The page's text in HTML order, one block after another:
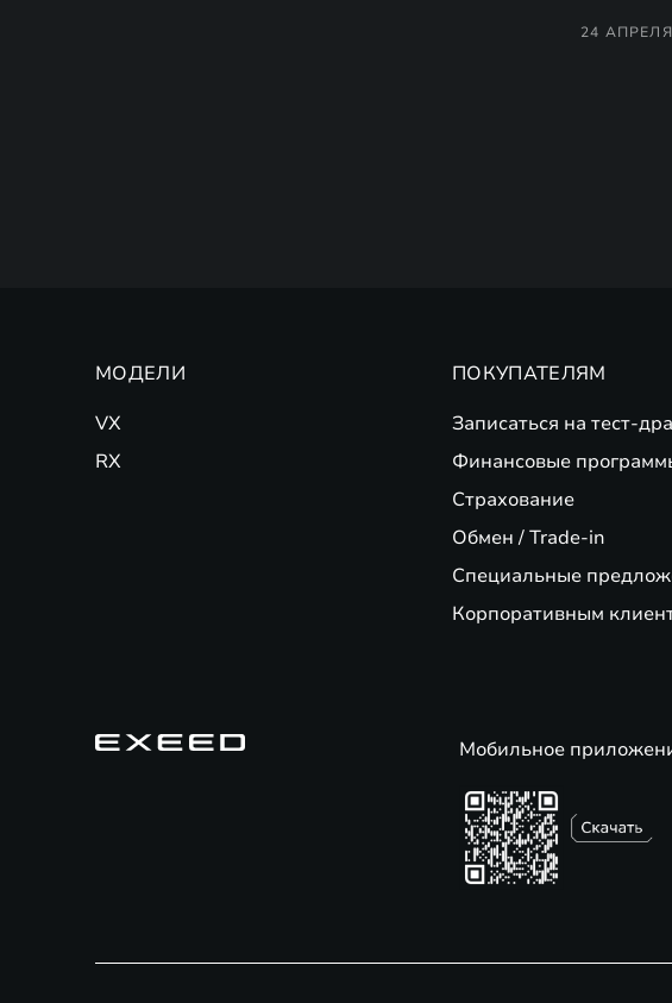
24
МОДЕЛИ
VX
RX
ПОКУПАТЕЛЯМ
Записаться на тест-
Финансовые
Страхование
Обмен / Trade-in
Специальные
Корпоративным
Мобильное